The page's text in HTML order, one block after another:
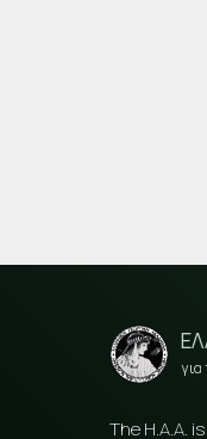
για
The H.A.A.